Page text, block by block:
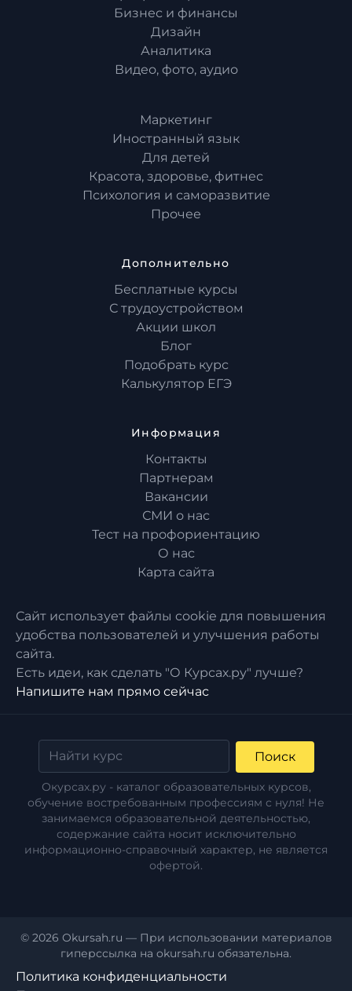
Бизнес и финансы
Дизайн
Аналитика
Видео, фото, аудио
Маркетинг
Иностранный язык
Для детей
Красота, здоровье, фитнес
Психология и саморазвитие
Прочее
Дополнительно
Бесплатные курсы
С трудоустройством
Акции школ
Блог
Подобрать курс
Калькулятор ЕГЭ
Информация
Контакты
Партнерам
Вакансии
СМИ о нас
Тест на профориентацию
О нас
Карта сайта
Сайт использует файлы cookie для повышения
удобства пользователей и улучшения работы
сайта.
Есть идеи, как сделать "О Курсах.ру" лучше?
Напишите нам прямо сейчас
Поиск
Окурсах.ру - каталог образовательных курсов,
обучение востребованным профессиям с нуля! Не
занимаемся образовательной деятельностью,
содержание сайта носит исключительно
информационно-справочный характер, не является
офертой.
© 2026 Okursah.ru — При использовании материалов
гиперссылка на okursah.ru обязательна.
Политика конфиденциальности